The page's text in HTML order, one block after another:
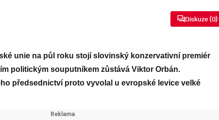
Diskuze (0)
unie na půl roku stojí slovinský konzervativní premiér
politickým souputníkem zůstává Viktor Orbán.
předsednictví proto vyvolal u evropské levice velké